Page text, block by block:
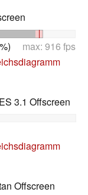
max: 916 fps
3.1 Offscreen
Offscreen